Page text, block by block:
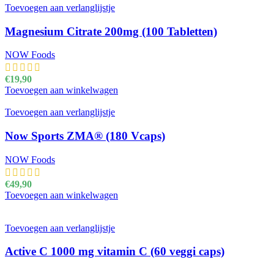
Toevoegen aan verlanglijstje
Magnesium Citrate 200mg (100 Tabletten)
NOW Foods
€19,90
Toevoegen aan winkelwagen
Toevoegen aan verlanglijstje
Now Sports ZMA® (180 Vcaps)
NOW Foods
€49,90
Toevoegen aan winkelwagen
Toevoegen aan verlanglijstje
Active C 1000 mg vitamin C (60 veggi caps)